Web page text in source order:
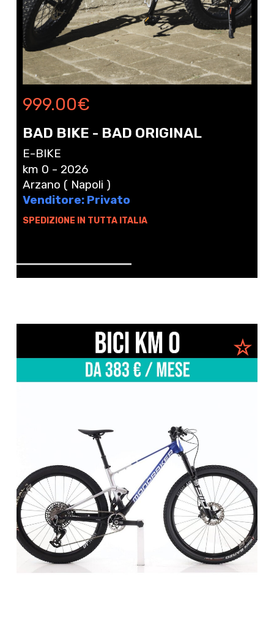
999.00€
BAD BIKE - BAD ORIGINAL
E-BIKE
km 0 - 2026
Arzano ( Napoli )
Venditore: Privato
SPEDIZIONE IN TUTTA ITALIA